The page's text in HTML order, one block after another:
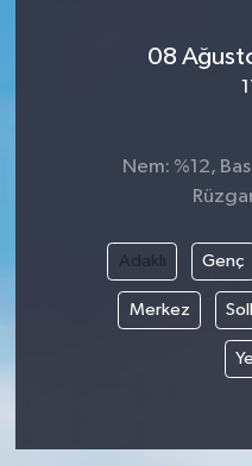
08
Nem: %12,
Adaklı Genç
Merkez